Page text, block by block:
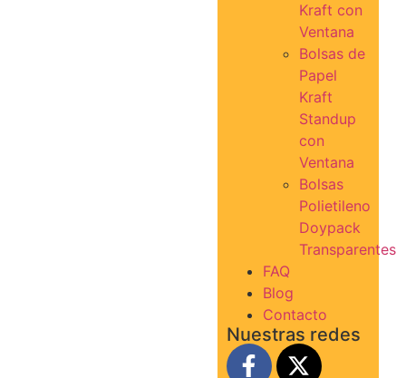
Kraft con
Ventana
Bolsas de
Papel
Kraft
Standup
con
Ventana
Bolsas
Polietileno
Doypack
Transparentes
FAQ
Blog
Contacto
Nuestras redes